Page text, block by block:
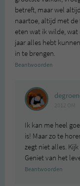
betreft, maar wel
naartoe, altijd met
eten wat ik wilde,
jaar alles hebt
in te brengen.
Beantwoorden
Ik kan me heel
is! Maar zo te
zegt niet alles.
Geniet van het
Beantwoorden